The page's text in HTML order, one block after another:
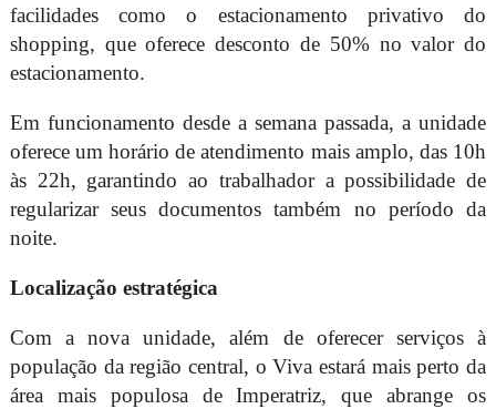
facilidades como o estacionamento privativo do
shopping, que oferece desconto de 50% no valor do
estacionamento.
Em funcionamento desde a semana passada, a unidade
oferece um horário de atendimento mais amplo, das 10h
às 22h, garantindo ao trabalhador a possibilidade de
regularizar seus documentos também no período da
noite.
Localização estratégica
Com a nova unidade, além de oferecer serviços à
população da região central, o Viva estará mais perto da
área mais populosa de Imperatriz, que abrange os